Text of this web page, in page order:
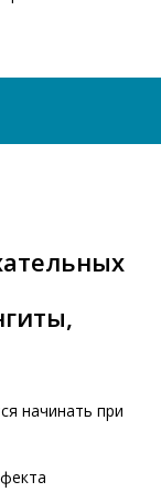
начинать при